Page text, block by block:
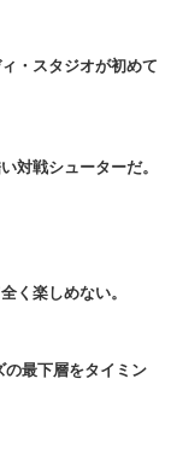
・スタジオが初めて
対戦シューターだ。
く楽しめない。
最下層をタイミン